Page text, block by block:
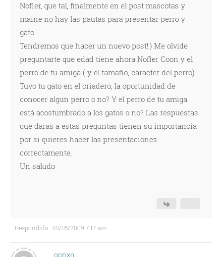
Nofler, que tal, finalmente en el post mascotas y
maine no hay las pautas para presentar perro y
gato.
Tendremos que hacer un nuevo post!:) Me olvide
preguntarte que edad tiene ahora Nofler Coon y el
perro de tu amiga ( y el tamaño, caracter del perro).
Tuvo tu gato en el criadero, la oportunidad de
conocer algun perro o no? Y el perro de tu amiga
está acostumbrado a los gatos o no? Las respuestas
que daras a estas preguntas tienen su importancia
por si quieres hacer las presentaciones
correctamente;
Un saludo
Respondido : 20/05/2009 7:17 am
gonxo